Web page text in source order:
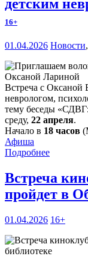
детским
16+
01.04.2026 Новости,
Встреча с Оксаной
неврологом,
тему беседы
среду, 22 апреля.
Начало в 18 часов
Афиша
Подробнее
Встреча
пройдет в
01.04.2026 16+